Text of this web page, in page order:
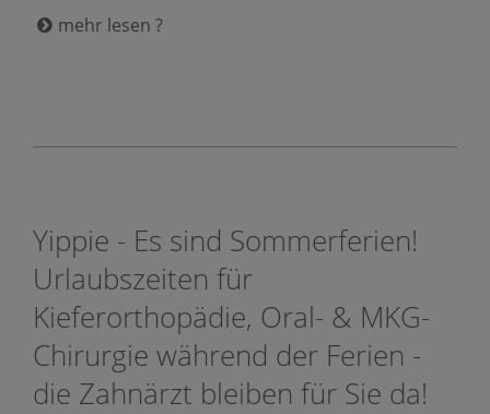
mehr lesen ?
Yippie - Es sind Sommerferien!
Urlaubszeiten für
Kieferorthopädie, Oral- & MKG-
Chirurgie während der Ferien -
die Zahnärzt bleiben für Sie da!